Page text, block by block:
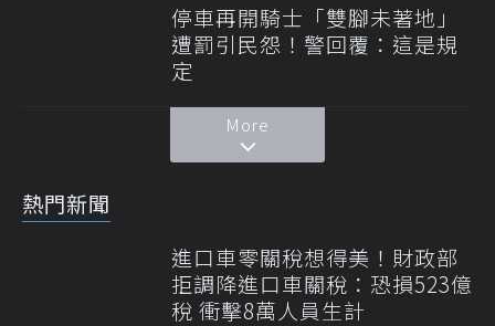
停車再開騎士「雙腳未著地」
遭罰引民怨！警回覆：這是規
定
More
熱門新聞
進口車零關稅想得美！財政部
拒調降進口車關稅：恐損523億
稅 衝擊8萬人員生計